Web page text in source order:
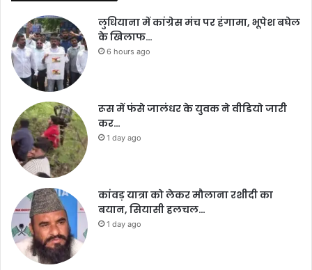
लुधियाना में कांग्रेस मंच पर हंगामा, भूपेश बघेल
के खिलाफ…
6 hours ago
रूस में फंसे जालंधर के युवक ने वीडियो जारी
कर…
1 day ago
कांवड़ यात्रा को लेकर मौलाना रशीदी का
बयान, सियासी हलचल…
1 day ago